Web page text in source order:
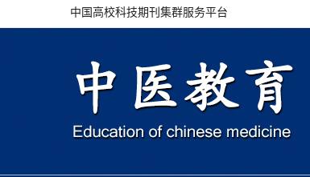
中国高校科技期刊集群服务平台